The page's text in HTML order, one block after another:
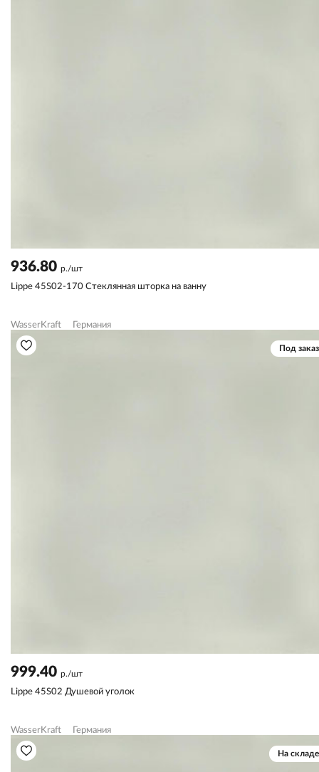
936.80 р./шт
Lippe 45S02-170 Стеклянная шторка на ванну
WasserKraft Германия
Под заказ
999.40 р./шт
Lippe 45S02 Душевой уголок
WasserKraft Германия
На складе